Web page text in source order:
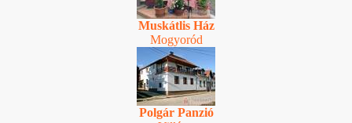
Muskátlis Ház
Mogyoród
Polgár Panzió